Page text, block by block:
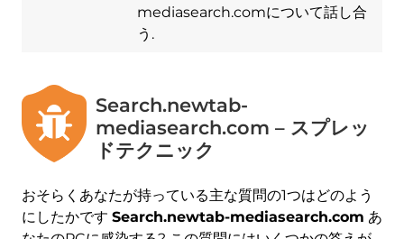
mediasearch.comについて話し合
う.
Search.newtab-
mediasearch.com – スプレッ
ドテクニック
おそらくあなたが持っている主な質問の1つはどのよう
にしたかです Search.newtab-mediasearch.com あ